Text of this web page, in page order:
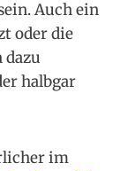
Auch ein
oder die
halbgar
im